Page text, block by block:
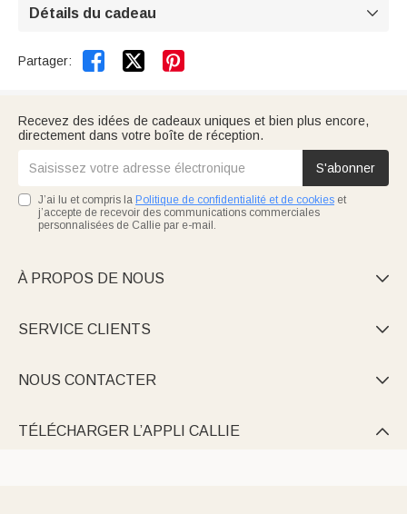
Détails du cadeau 
Partager:  
Recevez des idées de cadeaux uniques et bien plus encore,
directement dans votre boîte de réception.
S'abonner
J’ai lu et compris la Politique de confidentialité et de cookies et
j’accepte de recevoir des communications commerciales
personnalisées de Callie par e-mail.
À PROPOS DE NOUS 
SERVICE CLIENTS 
NOUS CONTACTER 
TÉLÉCHARGER L’APPLI CALLIE 